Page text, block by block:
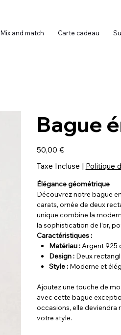
Mix and match Carte cadeau
Bague
50,00 €
Taxe Incluse | Politique
Élégance géométrique
Découvrez notre bague
carats, ornée de deux
unique combine la
la sophistication de l’or,
Caractéristiques :
Matériau :Argent 925
Design :Deux
Style :Moderne et
Ajoutez une touche de
avec cette bague
occasions, elle deviendra
votre style.